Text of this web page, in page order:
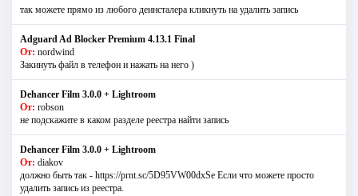
так можете прямо из любого деинсталера кликнуть на удалить запись
Adguard Ad Blocker Premium 4.13.1 Final
От: nordwind
Закинуть файл в телефон и нажать на него )
Dehancer Film 3.0.0 + Lightroom
От: robson
не подскажите в каком разделе реестра найти запись
Dehancer Film 3.0.0 + Lightroom
От: diakov
должно быть так - https://prnt.sc/5D95VW00dxSe Если что можете просто
удалить запись из реестра.